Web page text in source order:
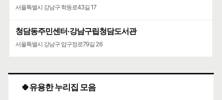
서울특별시 강남구 학동로43길 17
청담동주민센터·강남구립청담도서관
서울특별시 강남구 압구정로79길 26
🍀유용한 누리집 모음